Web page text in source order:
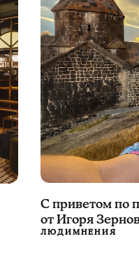
С приветом по
от Игоря
ЛЮДИМНЕНИЯ